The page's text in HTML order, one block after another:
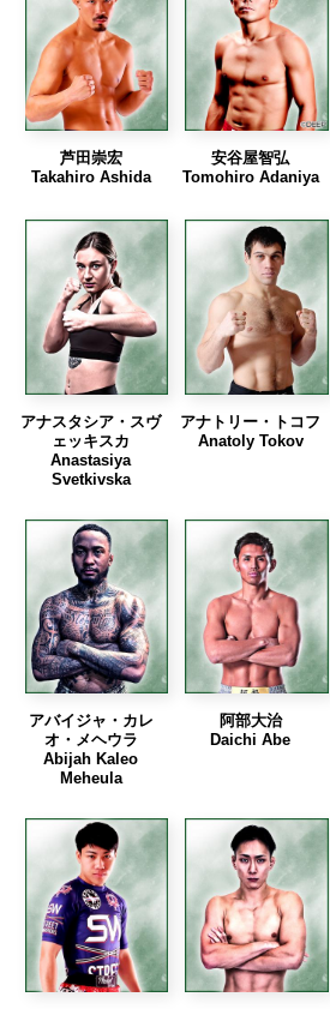
芦田崇宏
Takahiro Ashida
安谷屋智弘
Tomohiro Adaniya
アナスタシア・スヴ
ェッキスカ
Anastasiya
Svetkivska
アナトリー・トコフ
Anatoly Tokov
アバイジャ・カレ
オ・メヘウラ
Abijah Kaleo
Meheula
阿部大治
Daichi Abe